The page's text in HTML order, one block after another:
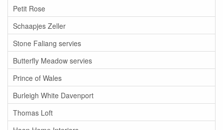
Petit Rose
Schaapjes Zeller
Stone Faliang servies
Butterfly Meadow servies
Prince of Wales
Burleigh White Davenport
Thomas Loft